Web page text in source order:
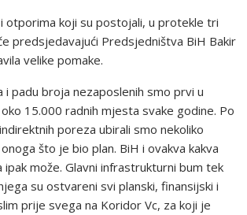
otporima koji su postojali, u protekle tri
predsjedavajući Predsjedništva BiH Bakir
velike pomake.
i padu broja nezaposlenih smo prvi u
15.000 radnih mjesta svake godine. Po
poreza ubirali smo nekoliko
što je bio plan. BiH i ovakva kakva
može. Glavni infrastrukturni bum tek
su ostvareni svi planski, finansijski i
prije svega na Koridor Vc, za koji je